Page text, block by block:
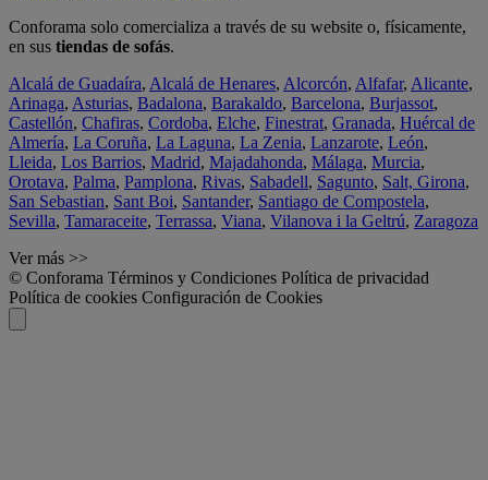
Conforama solo comercializa a través de su website o, físicamente,
en sus tiendas de sofás.
Alcalá de Guadaíra, Alcalá de Henares, Alcorcón, Alfafar, Alicante,
Arinaga, Asturias, Badalona, Barakaldo, Barcelona, Burjassot,
Castellón, Chafiras, Cordoba, Elche, Finestrat, Granada, Huércal de
Almería, La Coruña, La Laguna, La Zenia, Lanzarote, León,
Lleida, Los Barrios, Madrid, Majadahonda, Málaga, Murcia,
Orotava, Palma, Pamplona, Rivas, Sabadell, Sagunto, Salt, Girona,
San Sebastian, Sant Boi, Santander, Santiago de Compostela,
Sevilla, Tamaraceite, Terrassa, Viana, Vilanova i la Geltrú, Zaragoza
Ver más >>
© Conforama Términos y Condiciones Política de privacidad
Política de cookies Configuración de Cookies